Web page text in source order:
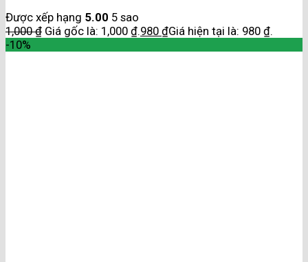
Được xếp hạng 5.00 5 sao
1,000₫ Giá gốc là: 1,000 ₫.980 ₫Giá hiện tại là: 980 ₫.
-10%